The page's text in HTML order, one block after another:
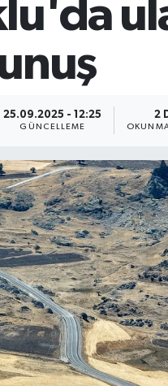
25.09.2025 - 12:25
GÜNCELLEME
2
OKUNMA